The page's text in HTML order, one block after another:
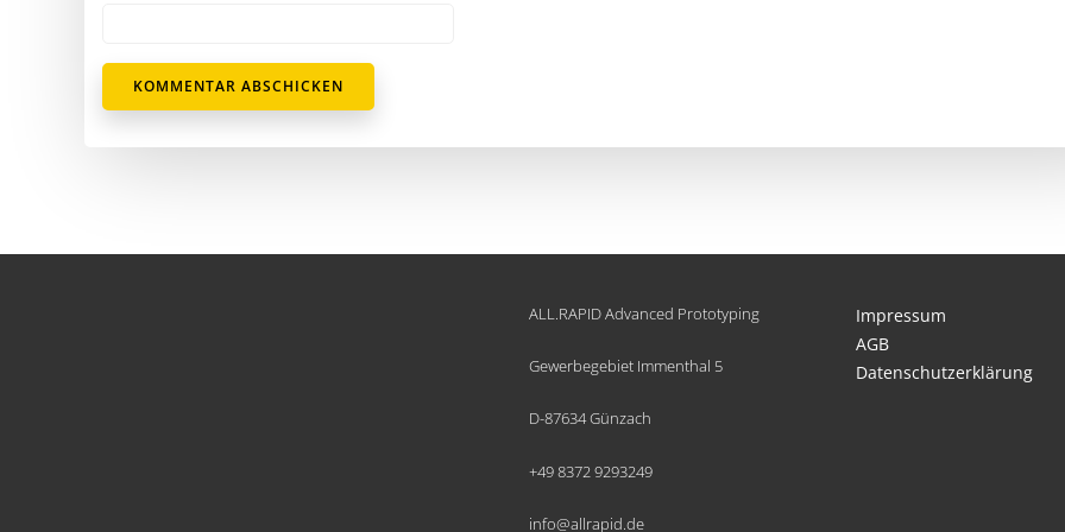
ALL.RAPID Advanced Prototyping
Gewerbegebiet Immenthal 5
D-87634 Günzach
+49 8372 9293249
info@allrapid.de
Impressum
AGB
Datenschutzerklärung